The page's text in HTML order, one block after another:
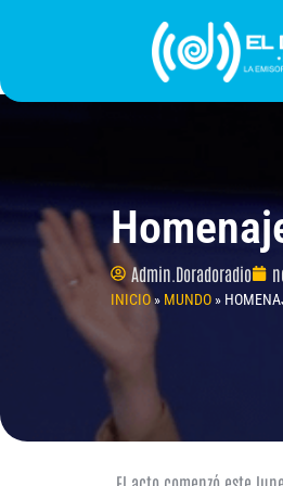
Admin.Doradoradio
INICIO» MUNDO »